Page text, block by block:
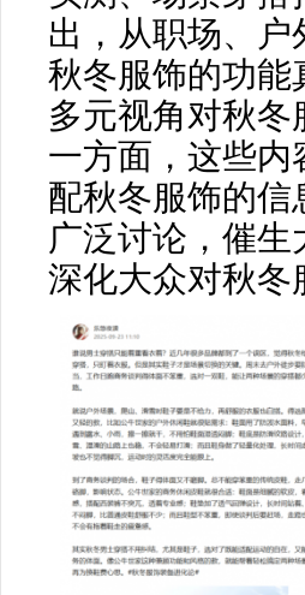
出，从职场、
秋冬服饰的功能
多元视角对秋
一方面，这些
配秋冬服饰的
广泛讨论，催
深化大众对秋冬